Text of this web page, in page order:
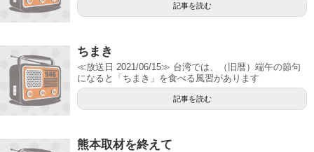
記事を読む
ちまき
≪放送日 2021/06/15≫ 台湾では、（旧暦）端午の節句
になると「ちまき」を食べる風習があります
記事を読む
熊本取材を終えて